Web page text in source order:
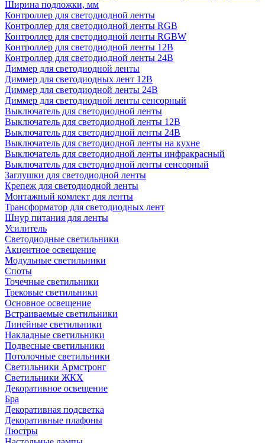
Ширина подложки, мм
Контроллер для светодиодной ленты
Контроллер для светодиодной ленты RGB
Контроллер для светодиодной ленты RGBW
Контроллер для светодиодной ленты 12В
Контроллер для светодиодной ленты 24В
Диммер для светодиодной ленты
Диммер для светодиодных лент 12В
Диммер для светодиодной ленты 24В
Диммер для светодиодной ленты сенсорный
Выключатель для светодиодной ленты
Выключатель для светодиодной ленты 12В
Выключатель для светодиодной ленты 24В
Выключатель для светодиодной ленты на кухне
Выключатель для светодиодной ленты инфракрасный
Выключатель для светодиодной ленты сенсорный
Заглушки для светодиодной ленты
Крепеж для светодиодной ленты
Монтажный комлект для ленты
Трансформатор для светодиодных лент
Шнур питания для ленты
Усилитель
Светодиодные светильники
Акцентное освещение
Модульные светильники
Споты
Точечные светильники
Трековые светильники
Основное освещение
Встраиваемые светильники
Линейные светильники
Накладные светильники
Подвесные светильники
Потолочные светильники
Светильники Армстронг
Светильники ЖКХ
Декоративное освещение
Бра
Декоративная подсветка
Декоративные плафоны
Люстры